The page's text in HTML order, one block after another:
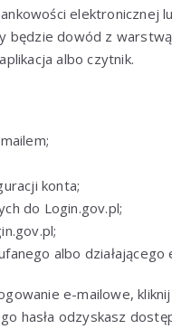
elektronicznej
będzie dowód z
albo czytnik.
konta;
do Login.gov.pl;
albo działającego
e-mailowe, kliknij
hasła odzyskasz